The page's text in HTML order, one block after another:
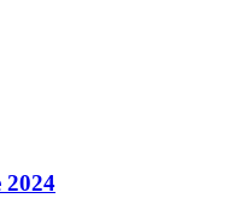
2024